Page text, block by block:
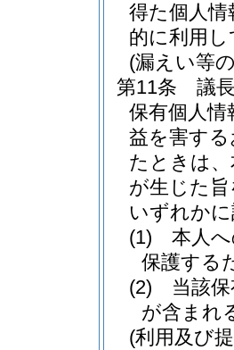
得た個人
的に利用
(漏えい等
第11条
議
保有個人
益を害す
たときは
が生じた
いずれか
(1)
本人
保護する
(2)
当該
が含まれ
(利用及び